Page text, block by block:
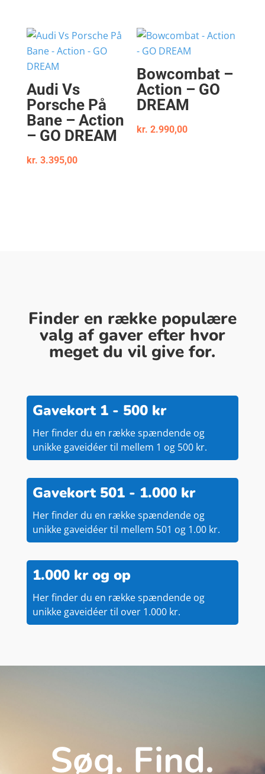
Audi Vs
Porsche På
Bane – Action
– GO DREAM
kr. 3.395,00
Bowcombat –
Action – GO
DREAM
kr. 2.990,00
Finder en række populære
valg af gaver efter hvor
meget du vil give for.
Gavekort 1 - 500 kr
Her finder du en række spændende og
unikke gaveidéer til mellem 1 og 500 kr.
Gavekort 501 - 1.000 kr
Her finder du en række spændende og
unikke gaveidéer til mellem 501 og 1.00 kr.
1.000 kr og op
Her finder du en række spændende og
unikke gaveidéer til over 1.000 kr.
Søg. Find.